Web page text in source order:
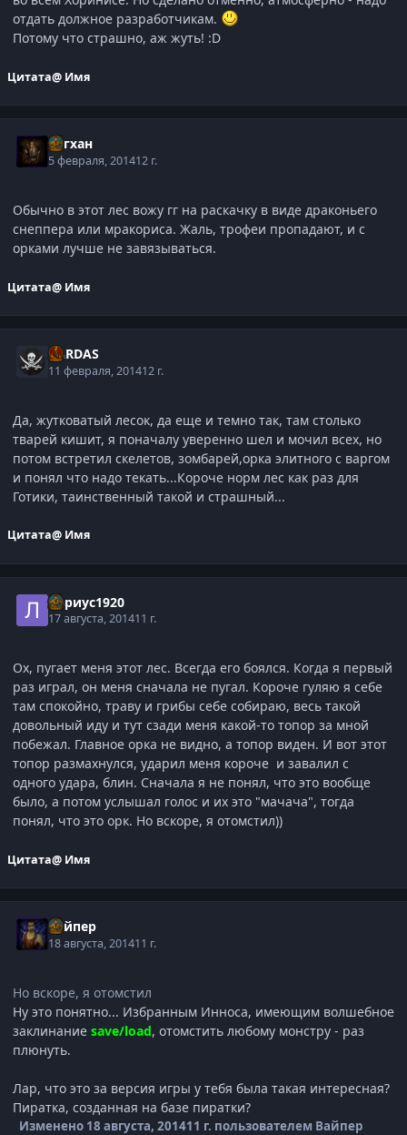
отдать должное разработчикам.
Потому что страшно, аж жуть! :D
Цитата@ Имя
Асгхан
5 февраля, 201412 г.
Обычно в этот лес вожу гг на раскачку в виде драконьего
снеппера или мракориса. Жаль, трофеи пропадают, и с
орками лучше не завязываться.
Цитата@ Имя
XARDAS
11 февраля, 201412 г.
Да, жутковатый лесок, да еще и темно так, там столько
тварей кишит, я поначалу уверенно шел и мочил всех, но
потом встретил скелетов, зомбарей,орка элитного с варгом
и понял что надо текать...Короче норм лес как раз для
Готики, таинственный такой и страшный...
Цитата@ Имя
Лариус1920
17 августа, 201411 г.
Ох, пугает меня этот лес. Всегда его боялся. Когда я первый
раз играл, он меня сначала не пугал. Короче гуляю я себе
там спокойно, траву и грибы себе собираю, весь такой
довольный иду и тут сзади меня какой-то топор за мной
побежал. Главное орка не видно, а топор виден. И вот этот
топор размахнулся, ударил меня короче и завалил с
одного удара, блин. Сначала я не понял, что это вообще
было, а потом услышал голос и их это "мачача", тогда
понял, что это орк. Но вскоре, я отомстил))
Цитата@ Имя
Вайпер
18 августа, 201411 г.
Но вскоре, я отомстил
Ну это понятно... Избранным Инноса, имеющим волшебное
заклинание save/load, отомстить любому монстру - раз
плюнуть.
Лар, что это за версия игры у тебя была такая интересная?
Пиратка, созданная на базе пиратки?
Изменено 18 августа, 201411 г. пользователем Вайпер